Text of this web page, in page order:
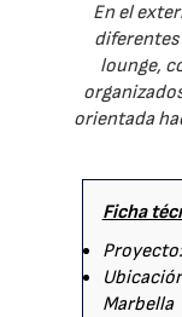
En el
diferentes
lounge,
orientada
Ficha
Marbella